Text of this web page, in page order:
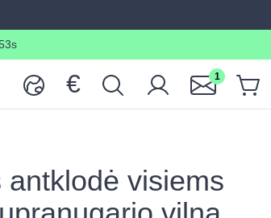
€ 1
visiems